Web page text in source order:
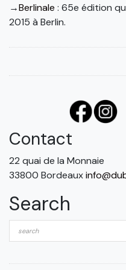
→Berlinale : 65e édition
2015 à Berlin.
Contact
22 quai de la Monnaie
33800 Bordeaux
Search